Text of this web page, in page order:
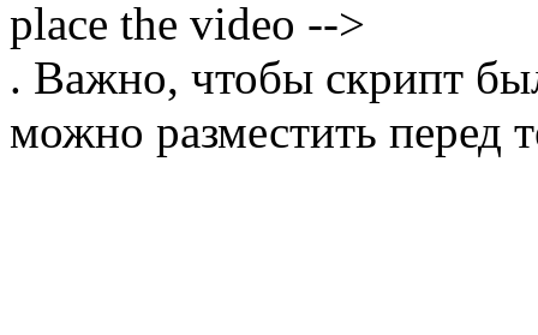
place the video -->
. Важно, чтобы скрипт
можно разместить перед